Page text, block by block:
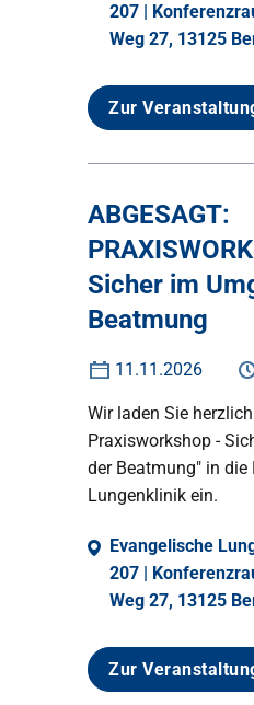
207 |
Weg 27, 13125
Zur
ABGESAGT:
Sicher im
Beatmung
11.11.2026
Wir laden Sie
Praxisworkshop -
der Beatmung" in die
Lungenklinik ein.
Evangelische
207 |
Weg 27, 13125
Zur